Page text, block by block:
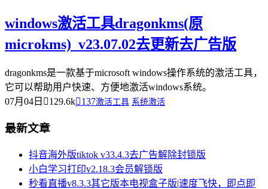
windows激活工具dragonkms(原
microkms)_v23.07.02去更新去广告版
dragonkms是一款基于microsoft windows操作系统的激活工具，
它可以帮助用户快速、方便地激活windows系统。
07月04日
129.6k 137激活工具 系统激活
最新文章
抖音海外版tiktok v33.4.3去广告解除封锁版
小白学习打印v2.18.3会员解锁版
秒看直播v8.3.3其它版本电视盒子版|速度飞快，即点即